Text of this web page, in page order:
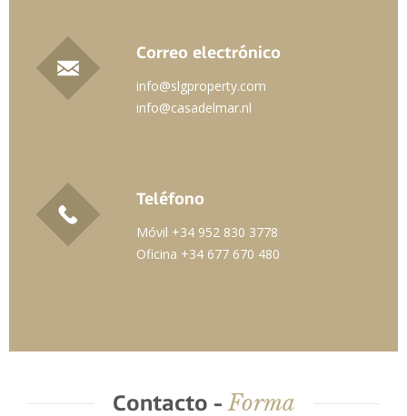
Correo electrónico
info@slgproperty.com
info@casadelmar.nl
Teléfono
Móvil +34 952 830 3778
Oficina +34 677 670 480
Contacto -Forma